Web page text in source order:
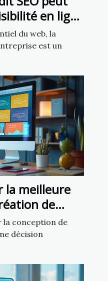
en ligne
du web, la
est un
la meilleure
de
la conception de
décision